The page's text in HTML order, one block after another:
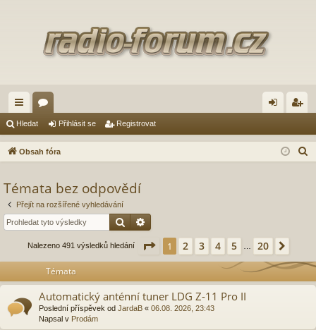
yc
hl
od
ka
zy
a lá ist
Hledat Přihlásit se Registrovat
Obsah fóra
Témata bez odpovědí
Přejít na rozšířené vyhledávání
Hledat
Nalezeno 491 výsledků hledání Stránka 1z 20
1 2 3 4 5 20
Témata
Automatický anténní tuner LDG Z-11 Pro II
Poslední příspěvek od JardaB « 06.08. 2026, 23:43
Napsal v Prodám